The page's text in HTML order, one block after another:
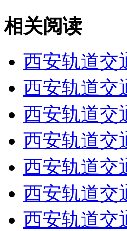
相关阅读
西安轨道交
西安轨道交
西安轨道
西安轨道交
西安轨道交
西安轨道交
西安轨道交